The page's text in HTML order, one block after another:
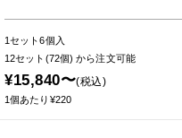
1セット6個入
12セット(72個)から注文可能
¥15,840〜(税込)
1個あたり¥220